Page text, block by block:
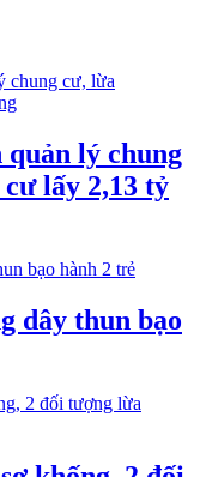
lý chung
lấy 2,13 tỷ
dây thun bạo